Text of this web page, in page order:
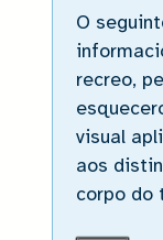
Dálle
O
recreo,
visual
aos
corpo do